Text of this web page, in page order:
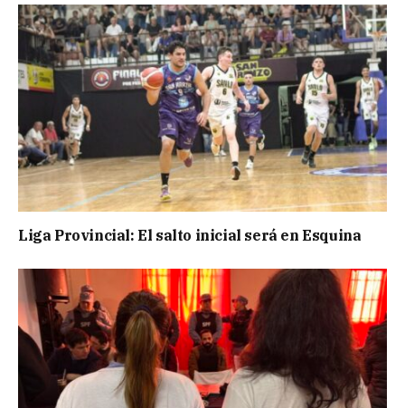
Liga Provincial: El salto inicial será en Esquina